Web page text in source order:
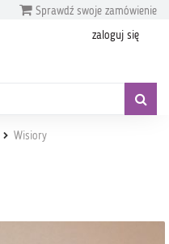
Sprawdź swoje zamówienie
zaloguj się
Wisiory